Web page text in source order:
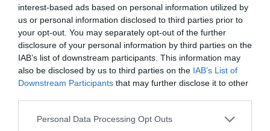
interest-based ads based on personal information utilized by
us or personal information disclosed to third parties prior to
your opt-out. You may separately opt-out of the further
disclosure of your personal information by third parties on the
IAB’s list of downstream participants. This information may
also be disclosed by us to third parties on the IAB’s List of
Downstream Participants that may further disclose it to other
Personal Data Processing Opt Outs
Añadir VIA Empresacomo fuente preferida
de Google de forma gratuita
Mantente informado con las últimas noticias de
actualidad
ACTIVAR AHORA